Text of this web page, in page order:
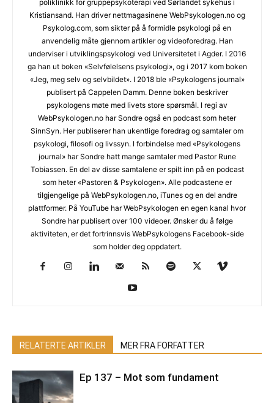
poliklinikk for gruppepsykoterapi ved Sørlandet sykehus i
Kristiansand. Han driver nettmagasinene WebPsykologen.no og
Psykolog.com, som sikter på å formidle psykologi på en
anvendelig måte gjennom artikler og videoforedrag. Han
underviser i utviklingspsykologi ved Universitetet i Agder. I 2016
ga han ut boken «Selvfølelsens psykologi», og i 2017 kom boken
«Jeg, meg selv og selvbildet». I 2018 ble «Psykologens journal»
publisert på Cappelen Damm. Denne boken beskriver
psykologens møte med livets store spørsmål. I regi av
WebPsykologen.no har Sondre også en podcast som heter
SinnSyn. Her publiserer han ukentlige foredrag og samtaler om
psykologi, filosofi og livssyn. I forbindelse med «Psykologens
journal» har Sondre hatt mange samtaler med Pastor Rune
Tobiassen. En del av disse samtalene er spilt inn på en podcast
som heter «Pastoren & Psykologen». Alle podcastene er
tilgjengelige på WebPsykologen.no, iTunes og en del andre
plattformer. På YouTube har WebPsykologen en egen kanal hvor
Sondre har publisert over 100 videoer. Ønsker du å følge
aktiviteten, er det fortrinnsvis WebPsykologens Facebook-side
som holder deg oppdatert.
RELATERTE ARTIKLER MER FRA FORFATTER
Ep 137 – Mot som fundament